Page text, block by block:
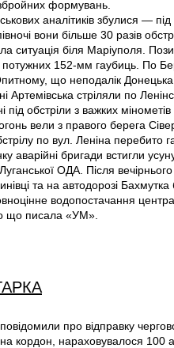
формувань.
аналітиків збулися —
вони більше 30 разів
ситуація біля Маріуполя.
потужних 152-мм гаубиць. По
що неподалік
Артемівська стріляли по
під обстріли з важких
вели з правого берега
по вул. Леніна перебито
аварійні бригади встигли
ОДА. Після
та на автодорозі
водопостачання
що писала «УМ».
про відправку
кордон, нараховувалося 100